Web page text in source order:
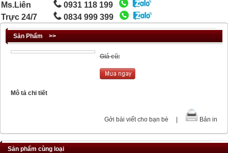
Ms.Liên
0931 118 199
Trực 24/7
0834 999 399
Sản Phẩm >>
Giá cũ:
Mô tả chi tiết
Gởi bài viết cho bạn bè Bản in
Sản phẩm cùng loại